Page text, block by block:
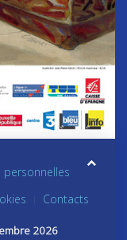
personnelles
Contacts
2026